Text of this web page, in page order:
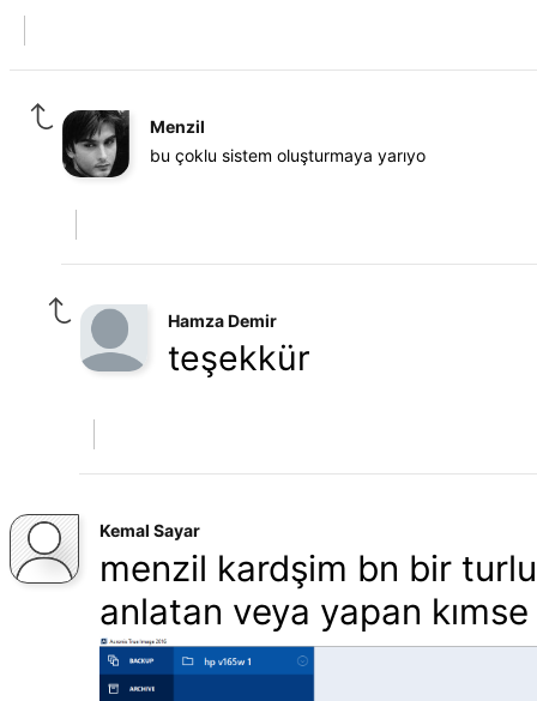
Menzil
bu çoklu sistem oluşturmaya yarıyo
Hamza Demir
teşekkür
Kemal Sayar
menzil kardşim bn bir
anlatan veya yapan